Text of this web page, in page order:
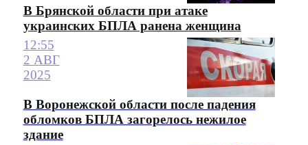
В Брянской области при атаке
украинских БПЛА ранена женщина
12:55
2 АВГ
2025
В Воронежской области после падения
обломков БПЛА загорелось нежилое
здание